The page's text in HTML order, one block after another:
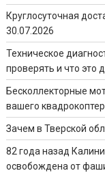
Круглосуточная
30.07.2026
Техническое
проверять и что это
Бесколлекторные
вашего
Зачем в Тверской
82 года назад
освобождена от